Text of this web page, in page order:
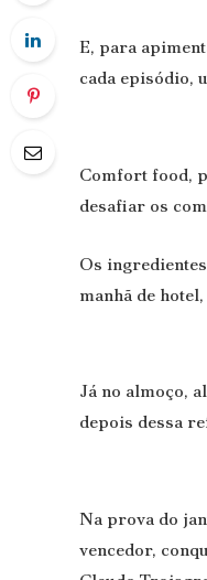
E, para
cada episódio,
Comfort food,
desafiar os
Os
manhã de
Já no almoço,
depois dessa
Na prova do
vencedor,